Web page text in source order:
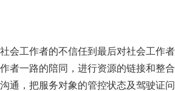
会工作者的不信任到最后对社会工作
者一路的陪同，进行资源的链接和整
通，把服务对象的管控状态及驾驶证